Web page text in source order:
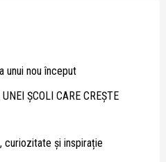
unui nou început
ȘCOLI CARE CREȘTE
curiozitate și inspirație